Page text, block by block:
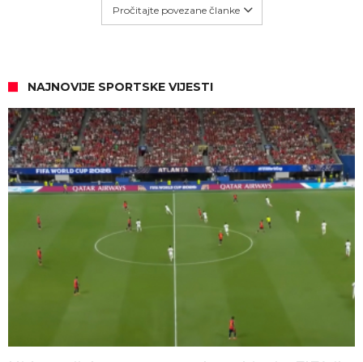
Pročitajte povezane članke
NAJNOVIJE SPORTSKE VIJESTI